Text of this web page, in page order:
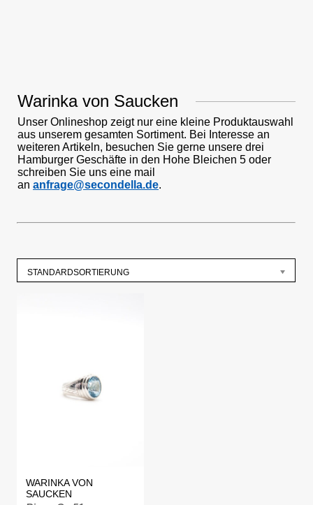
Warinka von Saucken
Unser Onlineshop zeigt nur eine kleine Produktauswahl
aus unserem gesamten Sortiment. Bei Interesse an
weiteren Artikeln, besuchen Sie gerne unsere drei
Hamburger Geschäfte in den Hohe Bleichen 5 oder
schreiben Sie uns eine mail
an anfrage@secondella.de.
STANDARDSORTIERUNG
WARINKA VON
SAUCKEN